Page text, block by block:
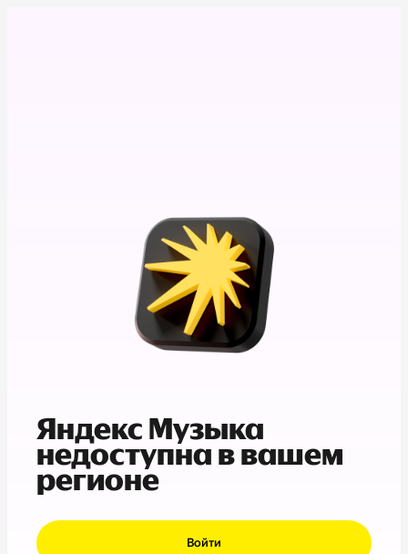
Яндекс Музыка
недоступна в вашем
регионе
Войти